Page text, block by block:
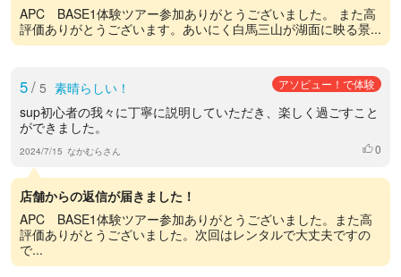
APC BASE1体験ツアー参加ありがとうございました。 また高
評価ありがとうございます。あいにく白馬三山が湖面に映る景...
5/ 5 素晴らしい！ アソビュー！で体験
sup初心者の我々に丁寧に説明していただき、楽しく過ごすこと
ができました。
2024/7/15 なかむらさん いいね
0
店舗からの返信が届きました！
APC BASE1体験ツアー参加ありがとうございました。また高
評価ありがとうございました。次回はレンタルで大丈夫ですの
で...